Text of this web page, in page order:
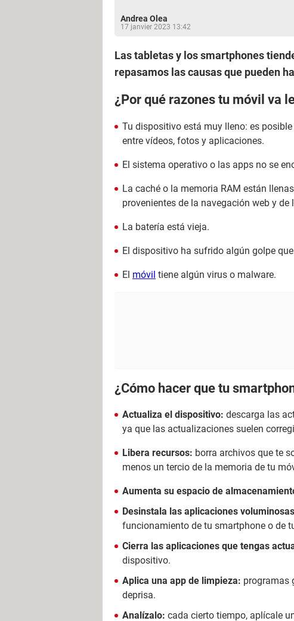
Andrea Olea
17 janvier 2023 13:42
Las tabletas y los smartphones
repasamos las causas que pueden
¿Por qué razones tu móvil va
Tu dispositivo está muy lleno: es
entre vídeos, fotos y aplicaciones.
El sistema operativo o las apps no se
La caché o la memoria RAM están
provenientes de la navegación web y
La batería está vieja.
El dispositivo ha sufrido algún golpe
El móvil tiene algún virus o malware.
¿Cómo hacer que tu
Actualiza el dispositivo: descarga las
ya que las actualizaciones suelen
Libera recursos: borra archivos que te
menos un tercio de la memoria de tu
Aumenta su espacio de
Desinstala las aplicaciones voluminosas
funcionamiento de tu smartphone o de
Cierra las aplicaciones que tengas
dispositivo.
Aplica una app de limpieza: programas
deprisa.
Analízalo: cada cierto tiempo, aplícale